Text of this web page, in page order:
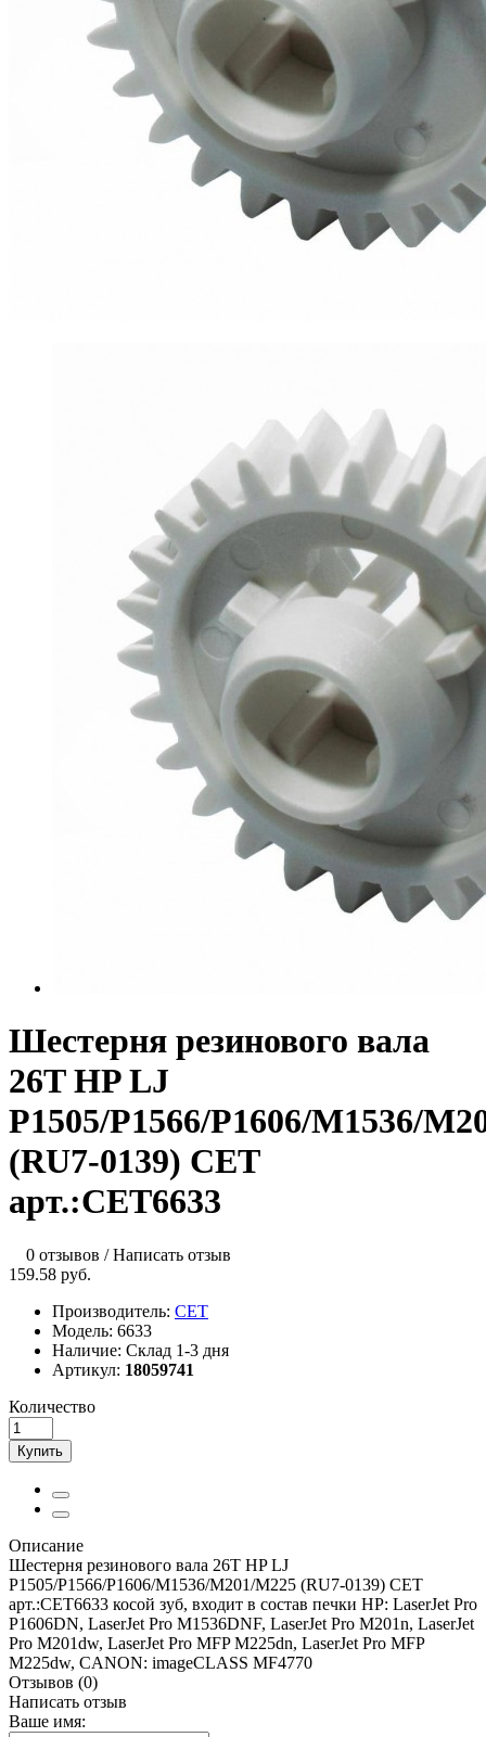
Шестерня резинового вала
26T HP LJ
P1505/P1566/P1606/M1536/
(RU7-0139) CET
арт.:CET6633
0 отзывов /Написать отзыв
159.58 руб.
Производитель: CET
Модель: 6633
Наличие: Склад 1-3 дня
Артикул: 18059741
Количество
Купить
Описание
Шестерня резинового вала 26T HP LJ
P1505/P1566/P1606/M1536/M201/M225 (RU7-0139) CET
арт.:CET6633 косой зуб, входит в состав печки HP: LaserJet Pro
P1606DN, LaserJet Pro M1536DNF, LaserJet Pro M201n, LaserJet
Pro M201dw, LaserJet Pro MFP M225dn, LaserJet Pro MFP
M225dw, CANON: imageCLASS MF4770
Отзывов (0)
Написать отзыв
Ваше имя: